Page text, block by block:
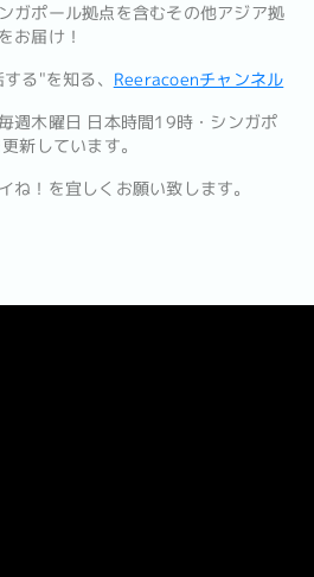
ガポール拠点を含むその他アジア拠
お届け！
る"を知る、 Reeracoenチャンネル
週木曜日 日本時間19時・シンガポ
新しています。
ね！を宜しくお願い致します。